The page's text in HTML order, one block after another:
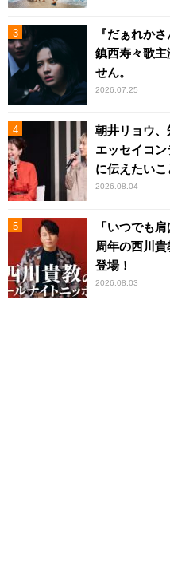
『だぁれか
鎮西寿々歌主
せん。
2026.07.25
朝井リョウ
エッセイコ
に伝えたいこ
2026.08.04
「いつでも
周年の西川
登場！
2026.08.03